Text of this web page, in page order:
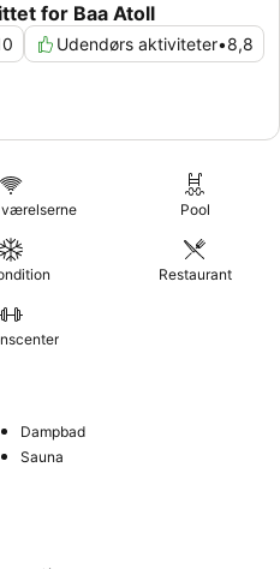
for Baa Atoll
Udendørs aktiviteter•8,8
Pool
Restaurant
Dampbad
Sauna